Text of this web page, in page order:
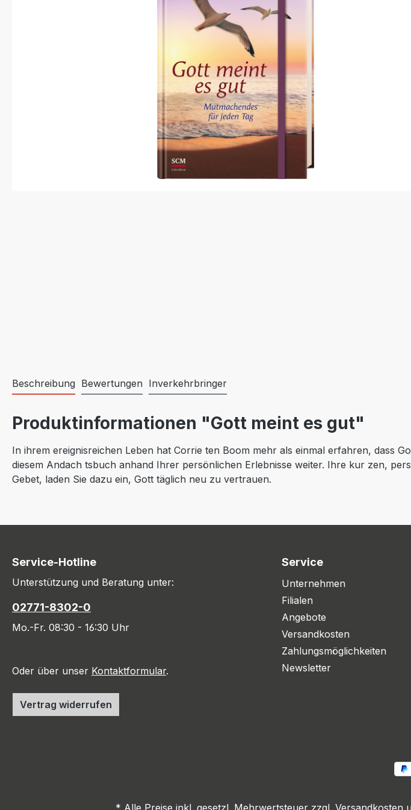
Beschreibung Bewertungen Inverkehrbringer
Produktinformationen "Gott meint es gut"
In ihrem ereignisreichen Leben hat Corrie ten Boom mehr als einmal erfahren, dass
diesem Andach tsbuch anhand Ihrer persönlichen Erlebnisse weiter. Ihre kur zen,
Gebet, laden Sie dazu ein, Gott täglich neu zu vertrauen.
Service-Hotline
Unterstützung und Beratung unter:
02771-8302-0
Mo.-Fr. 08:30 - 16:30 Uhr
Oder über unser Kontaktformular.
Vertrag widerrufen
Service
Unternehmen
Filialen
Angebote
Versandkosten
Zahlungsmöglichkeiten
Newsletter
* Alle Preise inkl. gesetzl. Mehrwertsteuer zzgl. Versandkosten